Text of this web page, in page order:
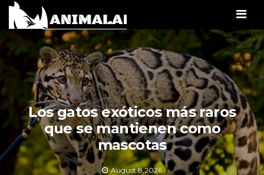
Los gatos exóticos más raros
que se mantienen como
mascotas
August 8,2026